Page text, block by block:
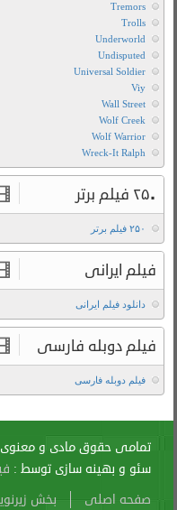
از آن پیگرد قانونی دارد.
Search Alexa